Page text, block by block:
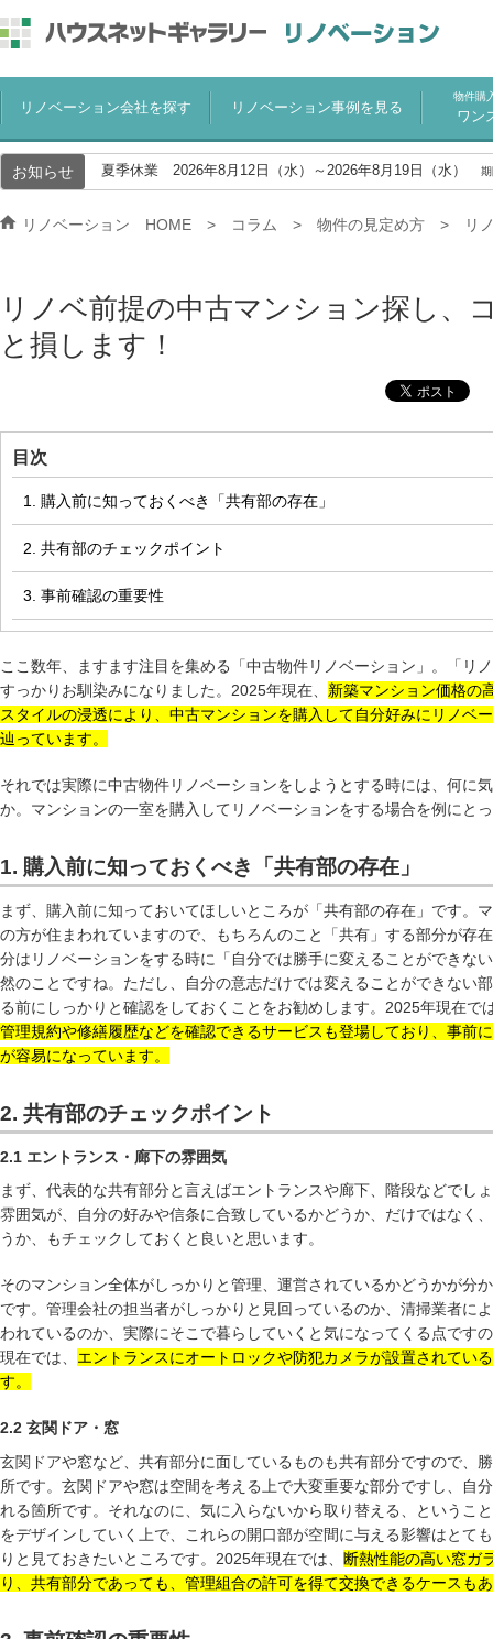
リノベーション会社を探す リノベーション事例を見る
物件購
ワン
お知らせ 夏季休業 2026年8月12日（水）～2026年8月19日（水）
リノベーション HOME コラム 物件の見定め方 リ
リノベ前提の中古マンション探し、
と損します！
目次
1. 購入前に知っておくべき「共有部の存在」
2. 共有部のチェックポイント
3. 事前確認の重要性
ここ数年、ますます注目を集める「中古物件リノベーション」。「リ
すっかりお馴染みになりました。2025年現在、 新築マンション価格の
スタイルの浸透により、中古マンションを購入して自分好みにリノベ
辿っています。
それでは実際に中古物件リノベーションをしようとする時には、何に
か。マンションの一室を購入してリノベーションをする場合を例にと
1. 購入前に知っておくべき「共有部の存在」
まず、購入前に知っておいてほしいところが「共有部の存在」です。
の方が住まわれていますので、もちろんのこと「共有」する部分が存
分はリノベーションをする時に「自分では勝手に変えることができな
然のことですね。ただし、自分の意志だけでは変えることができない
る前にしっかりと確認をしておくことをお勧めします。2025年現在で
管理規約や修繕履歴などを確認できるサービスも登場しており、事前
が容易になっています。
2. 共有部のチェックポイント
2.1 エントランス・廊下の雰囲気
まず、代表的な共有部分と言えばエントランスや廊下、階段などでし
雰囲気が、自分の好みや信条に合致しているかどうか、だけではなく
うか、もチェックしておくと良いと思います。
そのマンション全体がしっかりと管理、運営されているかどうかが分
です。管理会社の担当者がしっかりと見回っているのか、清掃業者に
われているのか、実際にそこで暮らしていくと気になってくる点です
現在では、 エントランスにオートロックや防犯カメラが設置されてい
す。
2.2 玄関ドア・窓
玄関ドアや窓など、共有部分に面しているものも共有部分ですので、
所です。玄関ドアや窓は空間を考える上で大変重要な部分ですし、自
れる箇所です。それなのに、気に入らないから取り替える、というこ
をデザインしていく上で、これらの開口部が空間に与える影響はとて
りと見ておきたいところです。2025年現在では、 断熱性能の高い窓ガ
り、共有部分であっても、管理組合の許可を得て交換できるケースも